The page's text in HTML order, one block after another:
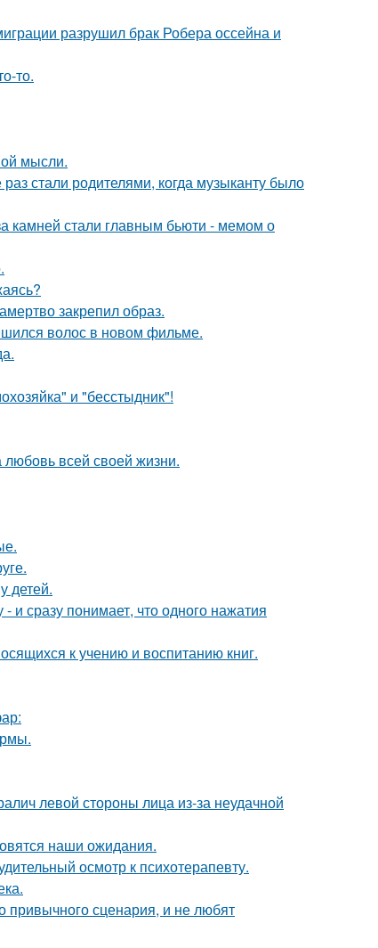
разрушил брак Робера оссейна и
то.
мысли.
стали родителями, когда музыканту было
камней стали главным бьюти - мемом о
закрепил образ.
волос в новом фильме.
и "бесстыдник"!
всей своей жизни.
детей.
и сразу понимает, что одного нажатия
к учению и воспитанию книг.
левой стороны лица из-за неудачной
наши ожидания.
осмотр к психотерапевту.
привычного сценария, и не любят